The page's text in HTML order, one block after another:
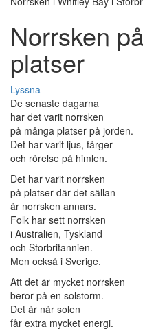
Norrsken
platser
Lyssna
De senaste dagarna
har det varit norrsken
på många platser på jorden.
Det har varit ljus, färger
och rörelse på himlen.
Det har varit norrsken
på platser där det sällan
är norrsken annars.
Folk har sett norrsken
i Australien, Tyskland
och Storbritannien.
Men också i Sverige.
Att det är mycket norrsken
beror på en solstorm.
Det är när solen
får extra mycket energi.